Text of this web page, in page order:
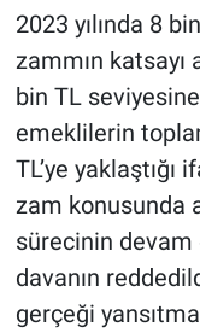
2023 yılında 8
zammın katsayı
bin TL
emeklilerin
TL’ye yaklaştığı
zam konusunda
sürecinin
davanın
gerçeği